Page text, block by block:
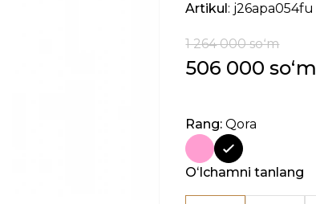
Artikul: j26apa054fu
1 264 000 soʻm
506 000 soʻm
Rang:Qora
Oʻlchamni tanlang